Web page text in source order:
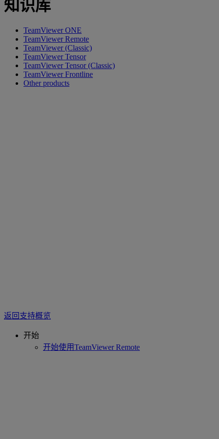
知识库
TeamViewer ONE
TeamViewer Remote
TeamViewer (Classic)
TeamViewer Tensor
TeamViewer Tensor (Classic)
TeamViewer Frontline
Other products
返回支持概览
开始
开始使用TeamViewer Remote